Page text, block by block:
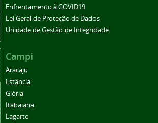
Enfrentamento à COVID19
Lei Geral de Proteção de Dados
Unidade de Gestão de Integridade
Campi
Aracaju
Estância
Glória
Itabaiana
Lagarto